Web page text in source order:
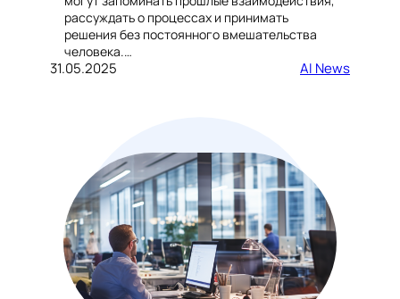
рассуждать о процессах и принимать
решения без постоянного вмешательства
человека.…
31.05.2025 AI News